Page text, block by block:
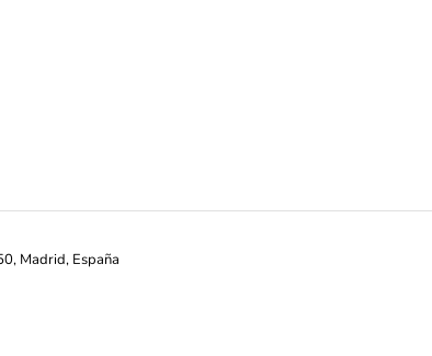
Madrid, España